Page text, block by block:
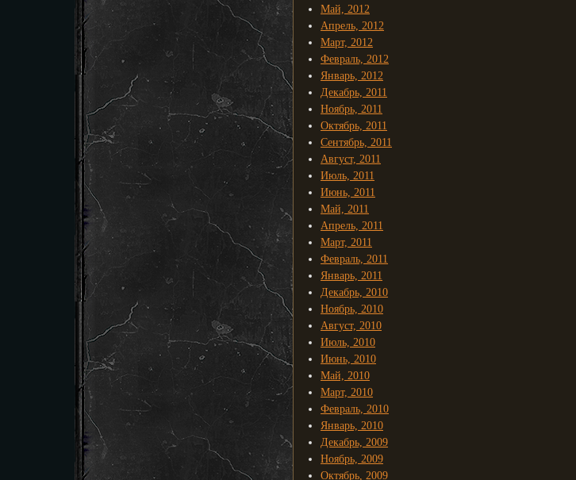
Май, 2012
Апрель, 2012
Март, 2012
Февраль, 2012
Январь, 2012
Декабрь, 2011
Ноябрь, 2011
Октябрь, 2011
Сентябрь, 2011
Август, 2011
Июль, 2011
Июнь, 2011
Май, 2011
Апрель, 2011
Март, 2011
Февраль, 2011
Январь, 2011
Декабрь, 2010
Ноябрь, 2010
Август, 2010
Июль, 2010
Июнь, 2010
Май, 2010
Март, 2010
Февраль, 2010
Январь, 2010
Декабрь, 2009
Ноябрь, 2009
Октябрь, 2009